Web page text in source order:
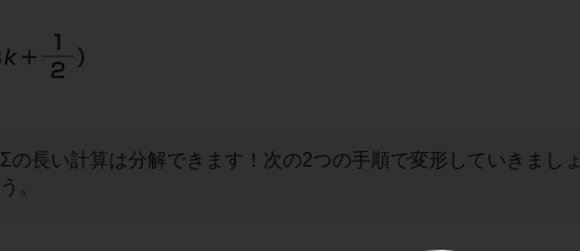
Σの長い計算は分解できます！次の2つの手順で変形していきましょ
う。